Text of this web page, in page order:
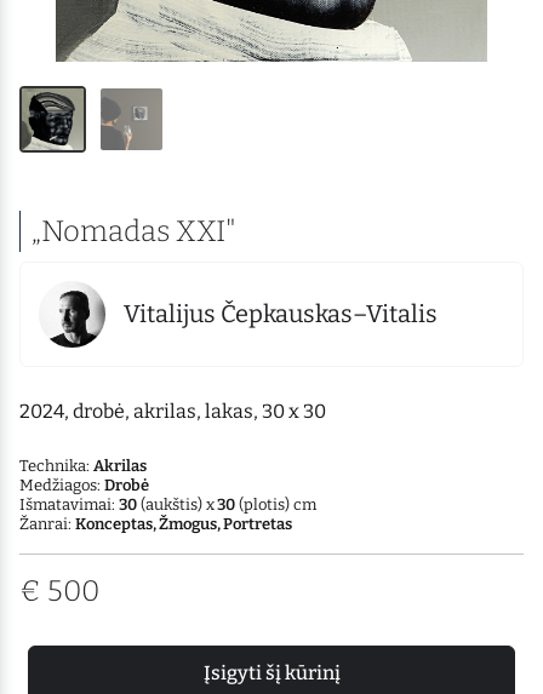
„Nomadas XXI"
Vitalijus Čepkauskas–Vitalis
2024, drobė, akrilas, lakas, 30 x 30
Technika: Akrilas
Medžiagos: Drobė
Išmatavimai: 30 (aukštis) x30 (plotis) cm
Žanrai: Konceptas, Žmogus, Portretas
€ 500
Įsigyti šį kūrinį